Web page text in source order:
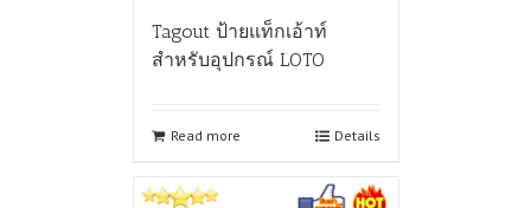
Tagout ป้ายแท็กเอ้าท์
สำหรับอุปกรณ์ LOTO
Read more Details